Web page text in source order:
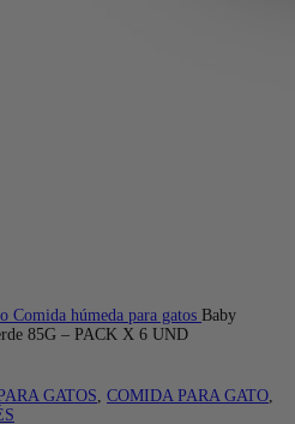
Comida húmeda para gatos Baby
85G – PACK X 6 UND
GATOS, COMIDA PARA GATO,